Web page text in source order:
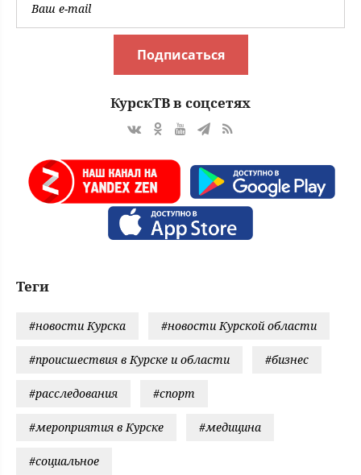
Подписаться
КурскТВ в соцсетях
Теги
#новости Курска #новости Курской области
#происшествия в Курске и области #бизнес
#расследования #спорт
#мероприятия в Курске #медицина
#социальное